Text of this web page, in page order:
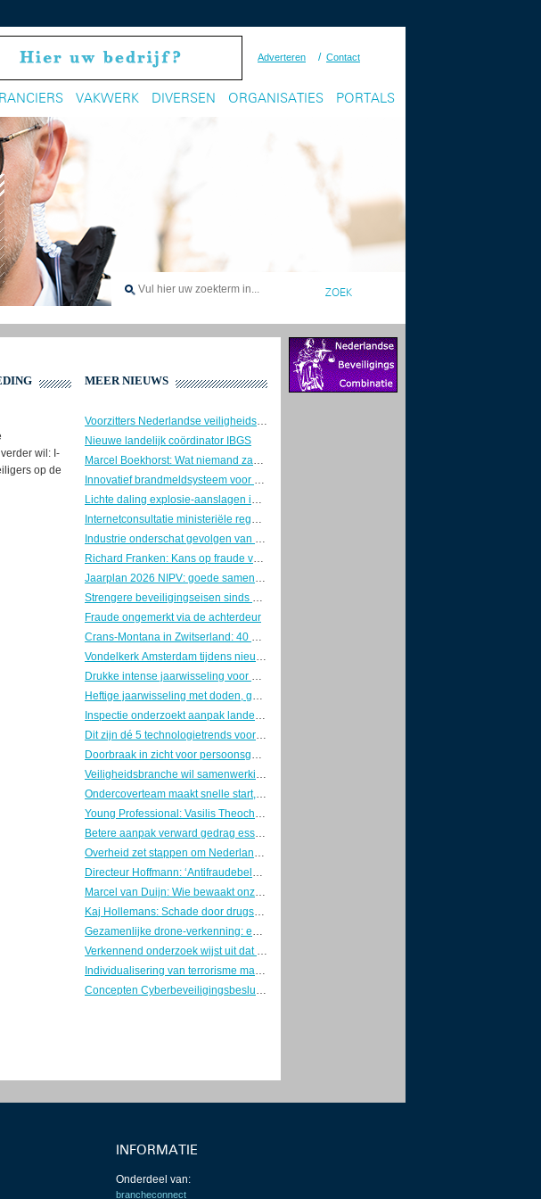
Adverteren / Contact
VAKWERK DIVERSEN ORGANISATIES PORTALS
wil: I-
op de
MEER NIEUWS
Voorzitters Nederlandse veiligheidswereld pleiten voor brede aanpak van nationale veiligheid
Nieuwe landelijk coördinator IBGS
Marcel Boekhorst: Wat niemand zag, tot de controller kwam
Innovatief brandmeldsysteem voor een oud theater
Lichte daling explosie-aanslagen in 2025, maar zorgen blijven groot
Internetconsultatie ministeriële regelingen cyberwetgeving gesloten
Industrie onderschat gevolgen van OT-cyberaanvallen
Richard Franken: Kans op fraude verklein je door goed leiderschap
Jaarplan 2026 NIPV: goede samenwerking is van doorslaggevend belang
Strengere beveiligingseisen sinds 1 januari: ABRO definitief door de ministerraad
Fraude ongemerkt via de achterdeur
Crans-Montana in Zwitserland: 40 doden en 115 gewonden na uitslaande brand in bar
Vondelkerk Amsterdam tijdens nieuwjaarsnacht zwaar beschadigd door grote brand.
Drukke intense jaarwisseling voor de brandweer
Heftige jaarwisseling met doden, geweld en maximale politie-inzet
Inspectie onderzoekt aanpak landelijke crises door Rijk en veiligheidsregio’s
Dit zijn dé 5 technologietrends voor de beveiligingssector in 2026
Doorbraak in zicht voor persoonsgebonden beveiligingspas
Veiligheidsbranche wil samenwerking met politie op agenda Kamerdebat
Ondercoverteam maakt snelle start, maar kampt met groeipijn
Young Professional: Vasilis Theocharis
Betere aanpak verward gedrag essentieel voor veiligheid en risicobeheersing
Overheid zet stappen om Nederland weerbaar te maken
Directeur Hoffmann: ‘Antifraudebeleid begint met preventie’
Marcel van Duijn: Wie bewaakt onze DigiD? Tijd voor een Minister van Digitale Zaken
Kaj Hollemans: Schade door drugsgebruik voorkomen met verstandige keuzes
Gezamenlijke drone-verkenning: eerste stap naar één geïntegreerd luchtruimbeeld
Verkennend onderzoek wijst uit dat Nederlanders hun telefoon en fietsaccu veilig opladen
Individualisering van terrorisme maakt dreiging onvoorspelbaarder
Concepten Cyberbeveiligingsbesluit en Besluit weerbaarheid kritieke entiteiten naar de RvS
INFORMATIE
Onderdeel van:
brancheconnect